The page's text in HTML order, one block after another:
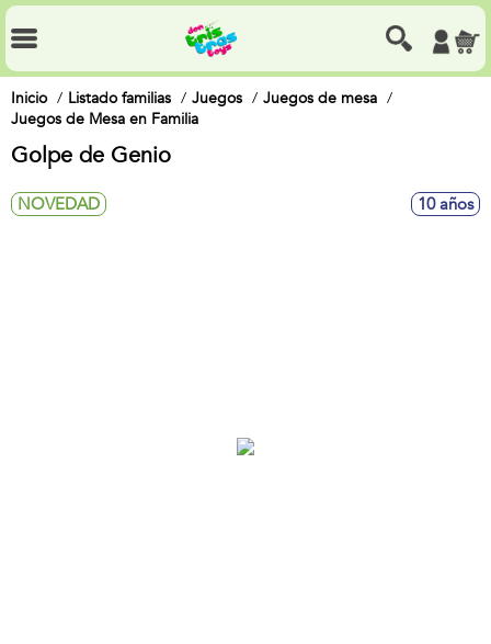
Inicio Listado familias Juegos
Juegos de mesa
Juegos de Mesa en Familia
Golpe de Genio
NOVEDAD 10 años